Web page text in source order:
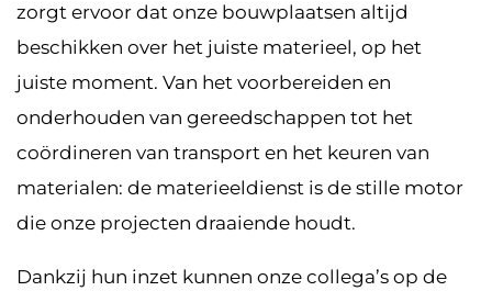
zorgt ervoor dat onze bouwplaatsen altijd
beschikken over het juiste materieel, op het
juiste moment. Van het voorbereiden en
onderhouden van gereedschappen tot het
coördineren van transport en het keuren van
materialen: de materieeldienst is de stille motor
die onze projecten draaiende houdt.
Dankzij hun inzet kunnen onze collega’s op de